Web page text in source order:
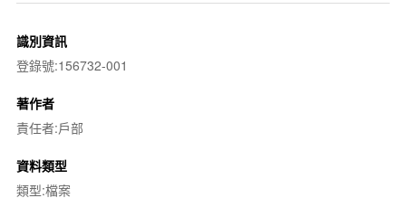
識別資訊
登錄號:156732-001
著作者
責任者:戶部
資料類型
類型:檔案